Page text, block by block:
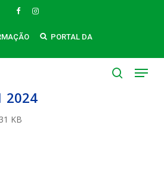
FACEBOOKINSTAGRAM
PORTAL DA
Menu
2024
KB